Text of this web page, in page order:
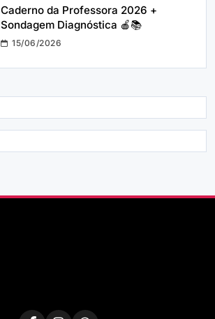
Caderno da Professora 2026 +
Sondagem Diagnóstica 🍎📚
15/06/2026